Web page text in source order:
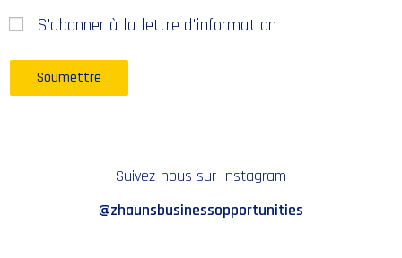
S'abonner à la lettre d'information
Suivez-nous sur Instagram
@zhaunsbusinessopportunities